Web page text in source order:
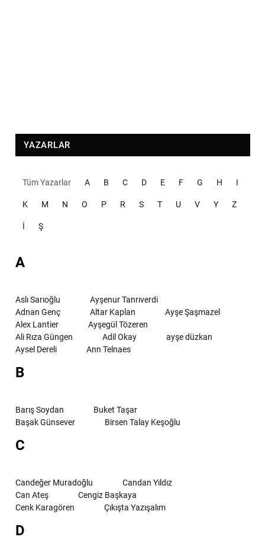
YAZARLAR
Tüm Yazarlar A B C D E F G H I
K M N O P R S T U V Y Z
İ Ş
A
Aslı Sarıoğlu
Ayşenur Tanrıverdi
Adnan Genç
Altar Kaplan
Ayşe Şaşmazel
Alex Lantier
Ayşegül Tözeren
Ali Rıza Güngen
Adil Okay
ayşe düzkan
Aysel Dereli
Ann Telnaes
B
Barış Soydan
Buket Taşar
Başak Günsever
Birsen Talay Keşoğlu
C
Candeğer Muradoğlu
Candan Yıldız
Can Ateş
Cengiz Başkaya
Cenk Karagören
Çıkışta Yazışalım
D